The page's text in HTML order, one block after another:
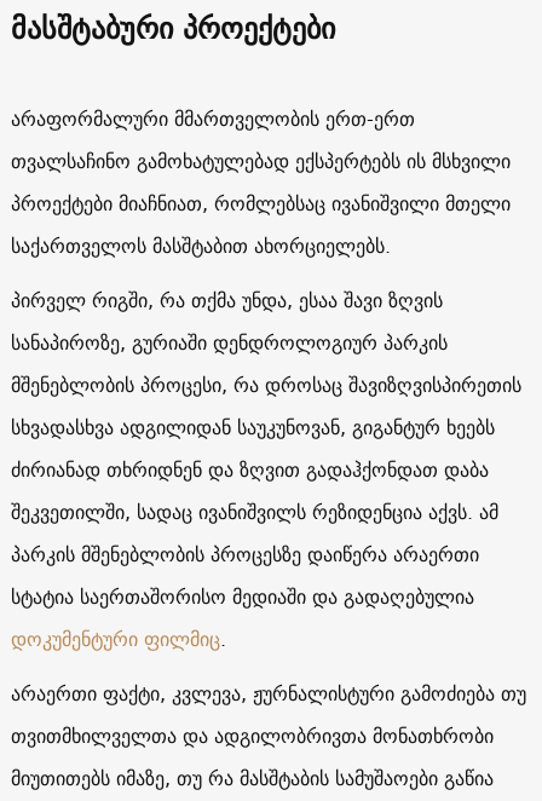
მასშტაბური პროექტები
არაფორმალური მმართველობის ერთ-ერთ
თვალსაჩინო გამოხატულებად ექსპერტებს ის მსხვილი
პროექტები მიაჩნიათ, რომლებსაც ივანიშვილი მთელი
საქართველოს მასშტაბით ახორციელებს.
პირველ რიგში, რა თქმა უნდა, ესაა შავი ზღვის
სანაპიროზე, გურიაში დენდროლოგიურ პარკის
მშენებლობის პროცესი, რა დროსაც შავიზღვისპირეთის
სხვადასხვა ადგილიდან საუკუნოვან, გიგანტურ ხეებს
ძირიანად თხრიდნენ და ზღვით გადაჰქონდათ დაბა
შეკვეთილში, სადაც ივანიშვილს რეზიდენცია აქვს. ამ
პარკის მშენებლობის პროცესზე დაიწერა არაერთი
სტატია საერთაშორისო მედიაში და გადაღებულია
დოკუმენტური ფილმიც.
არაერთი ფაქტი, კვლევა, ჟურნალისტური გამოძიება თუ
თვითმხილველთა და ადგილობრივთა მონათხრობი
მიუთითებს იმაზე, თუ რა მასშტაბის სამუშაოები გაწია